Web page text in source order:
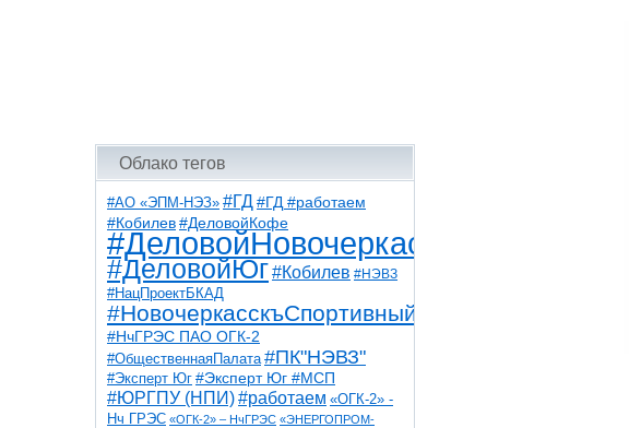
Облако тегов
#АО «ЭПМ-НЭЗ» #ГД #ГД #работаем
#Кобилев #ДеловойКофе
#ДеловойНовочеркасск
#ДеловойЮг#Кобилев #НЭВЗ
#НацПроектБКАД
#НовочеркасскъСпортивный
#НчГРЭС ПАО ОГК-2
#ОбщественнаяПалата #ПК"НЭВЗ"
#Эксперт Юг #Эксперт Юг #МСП
#ЮРГПУ (НПИ)#работаем «ОГК-2» -
Нч ГРЭС «ОГК-2» – НчГРЭС «ЭНЕРГОПРОМ-